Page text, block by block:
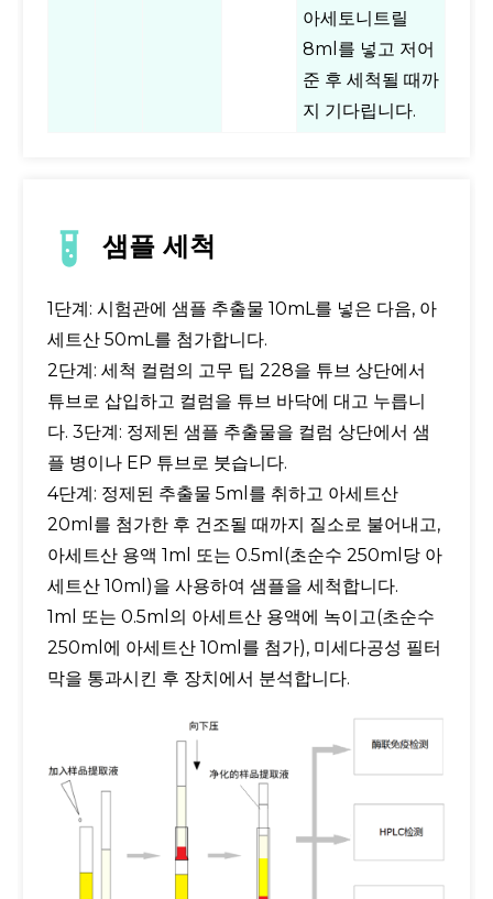
아세토니트릴
8ml를 넣고 저어
준 후 세척될 때까
지 기다립니다.
샘플 세척
1단계: 시험관에 샘플 추출물 10mL를 넣은 다음, 아
세트산 50mL를 첨가합니다.
2단계: 세척 컬럼의 고무 팁 228을 튜브 상단에서
튜브로 삽입하고 컬럼을 튜브 바닥에 대고 누릅니
다. 3단계: 정제된 샘플 추출물을 컬럼 상단에서 샘
플 병이나 EP 튜브로 붓습니다.
4단계: 정제된 추출물 5ml를 취하고 아세트산
20ml를 첨가한 후 건조될 때까지 질소로 불어내고,
아세트산 용액 1ml 또는 0.5ml(초순수 250ml당 아
세트산 10ml)을 사용하여 샘플을 세척합니다.
1ml 또는 0.5ml의 아세트산 용액에 녹이고(초순수
250ml에 아세트산 10ml를 첨가), 미세다공성 필터
막을 통과시킨 후 장치에서 분석합니다.